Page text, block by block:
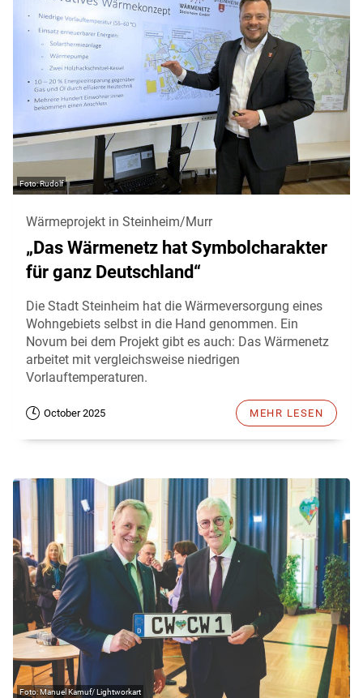
Rudolf
Wärmeprojekt in Steinheim/Murr
„Das Wärmenetz hat Symbolcharakter
für ganz Deutschland“
Die Stadt Steinheim hat die Wärmeversorgung eines
Wohngebiets selbst in die Hand genommen. Ein
Novum bei dem Projekt gibt es auch: Das Wärmenetz
arbeitet mit vergleichsweise niedrigen
Vorlauftemperaturen.
October 2025 MEHR LESEN
Manuel Kamuf/ Lightworkart